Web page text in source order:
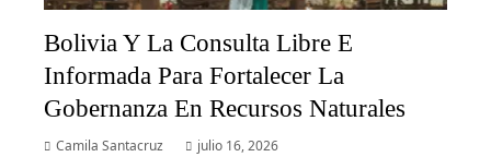
Bolivia Y La Consulta Libre E
Informada Para Fortalecer La
Gobernanza En Recursos Naturales
Camila Santacruz julio 16, 2026